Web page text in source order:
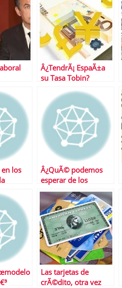
Â¿TendrÃ¡ EspaÃ±a
su Tasa Tobin?
los
Â¿QuÃ© podemos
esperar de los
mercados esta
semana?
Las tarjetas de
crÃ©dito, otra vez